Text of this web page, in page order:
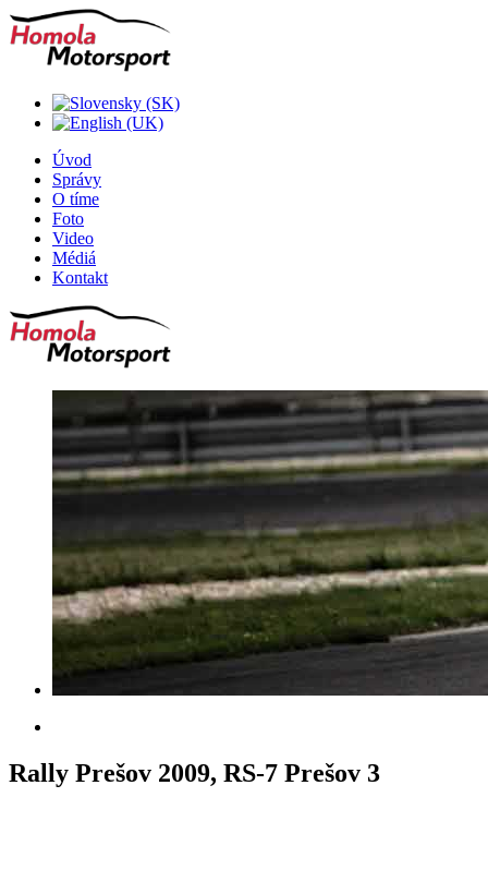
Úvod
Správy
O tíme
Foto
Video
Médiá
Kontakt
Rally Prešov 2009, RS-7 Prešov 3